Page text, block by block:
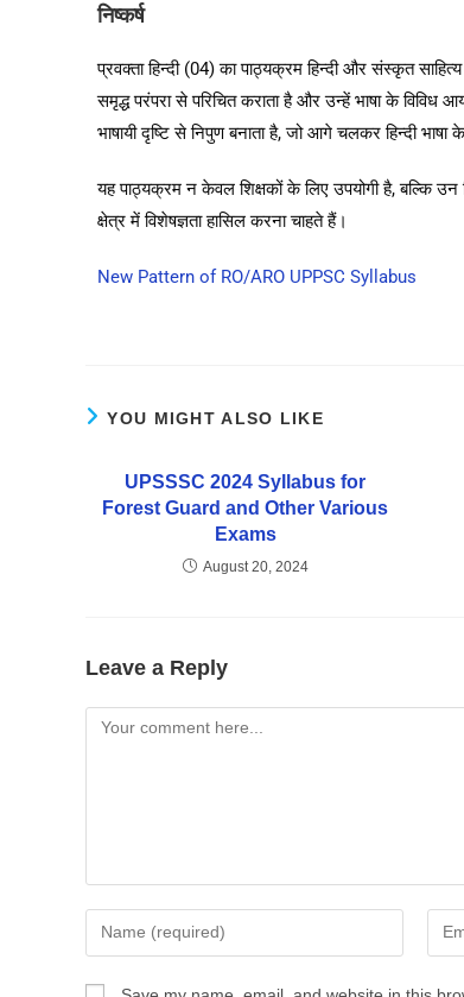
निष्कर्ष
प्रवक्ता हिन्दी (04) का पाठ्यक्रम हिन्दी और संस्कृत
समृद्ध परंपरा से परिचित कराता है और उन्हें भाषा के विविध
भाषायी दृष्टि से निपुण बनाता है, जो आगे चलकर हिन्दी भाषा
यह पाठ्यक्रम न केवल शिक्षकों के लिए उपयोगी है, बल्कि उन
क्षेत्र में विशेषज्ञता हासिल करना चाहते हैं।
New Pattern of RO/ARO UPPSC Syllabus
YOU MIGHT ALSO LIKE
UPSSSC 2024 Syllabus for
Forest Guard and Other Various
Exams
August 20, 2024
Leave a Reply